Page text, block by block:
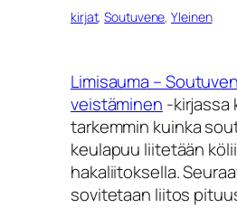
kirjat, Soutuvene, Yleinen
Limisauma –
veistäminen -kirjassa
tarkemmin kuinka
keulapuu liitetään
hakaliitoksella.
sovitetaan liitos